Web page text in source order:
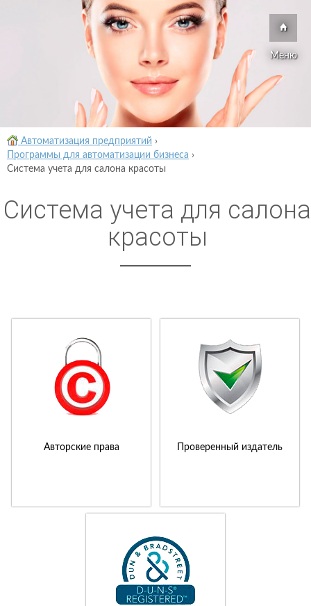
Меню
Автоматизация предприятий ›
Программы для автоматизации бизнеса ›
Система учета для салона красоты
Система учета для салона
красоты
Авторские права Проверенный издатель